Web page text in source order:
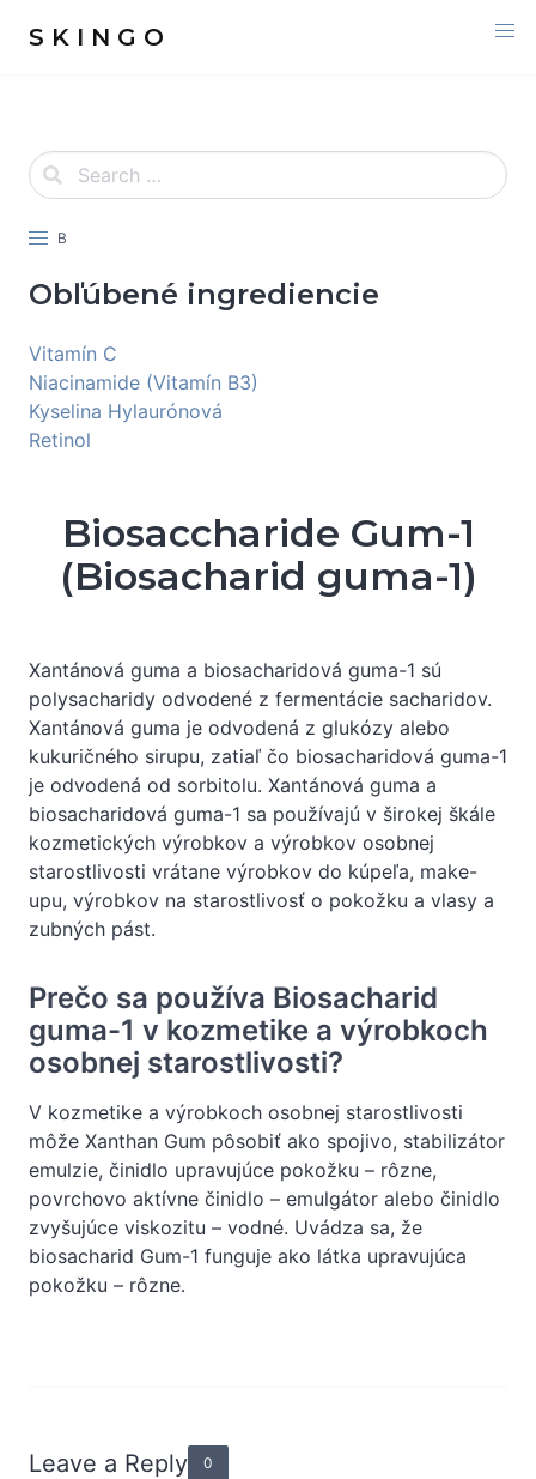
S K I N G O
B
Obľúbené ingrediencie
Vitamín C
Niacinamide (Vitamín B3)
Kyselina Hylaurónová
Retinol
Biosaccharide Gum-1
(Biosacharid guma-1)
Xantánová guma a biosacharidová guma-1 sú
polysacharidy odvodené z fermentácie sacharidov.
Xantánová guma je odvodená z glukózy alebo
kukuričného sirupu, zatiaľ čo biosacharidová guma-1
je odvodená od sorbitolu. Xantánová guma a
biosacharidová guma-1 sa používajú v širokej škále
kozmetických výrobkov a výrobkov osobnej
starostlivosti vrátane výrobkov do kúpeľa, make-
upu, výrobkov na starostlivosť o pokožku a vlasy a
zubných pást.
Prečo sa používa Biosacharid
guma-1 v kozmetike a výrobkoch
osobnej starostlivosti?
V kozmetike a výrobkoch osobnej starostlivosti
môže Xanthan Gum pôsobiť ako spojivo, stabilizátor
emulzie, činidlo upravujúce pokožku – rôzne,
povrchovo aktívne činidlo – emulgátor alebo činidlo
zvyšujúce viskozitu – vodné. Uvádza sa, že
biosacharid Gum-1 funguje ako látka upravujúca
pokožku – rôzne.
Leave a Reply 0